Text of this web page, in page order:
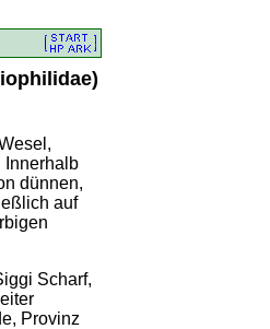
Innerhalb
dünnen,
auf
Scharf,
Provinz